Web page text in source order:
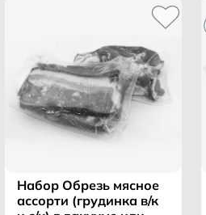
Набор Обрезь мясное
ассорти (грудинка в/к